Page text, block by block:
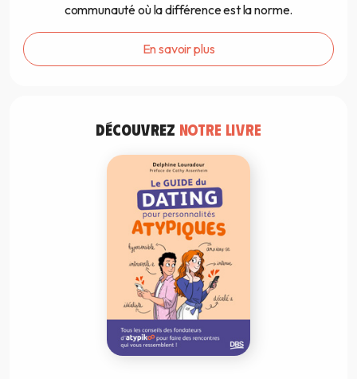
communauté où la différence est la norme.
En savoir plus
DÉCOUVREZ NOTRE LIVRE